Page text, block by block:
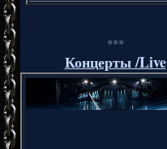
***
Концерты /Live